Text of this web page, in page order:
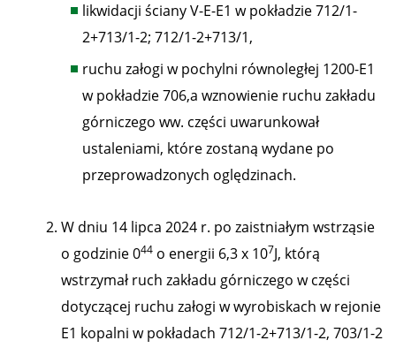
likwidacji ściany V-E-E1 w pokładzie 712/1-
2+713/1-2; 712/1-2+713/1,
ruchu załogi w pochylni równoległej 1200-E1
w pokładzie 706,a wznowienie ruchu zakładu
górniczego ww. części uwarunkował
ustaleniami, które zostaną wydane po
przeprowadzonych oględzinach.
W dniu 14 lipca 2024 r. po zaistniałym wstrząsie
o godzinie 044 o energii 6,3 x 107J, którą
wstrzymał ruch zakładu górniczego w części
dotyczącej ruchu załogi w wyrobiskach w rejonie
E1 kopalni w pokładach 712/1-2+713/1-2, 703/1-2